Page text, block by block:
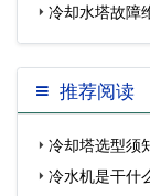
冷却水塔故障
推荐阅读
冷却塔选型须
冷水机是干什